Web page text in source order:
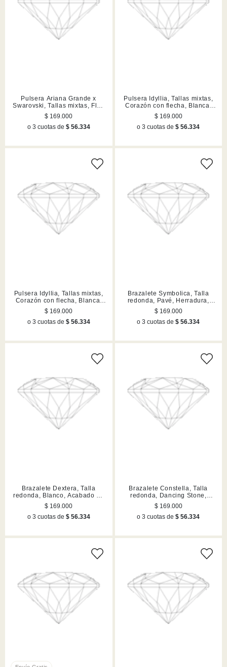
Pulsera Ariana Grande x
Swarovski, Tallas mixtas, Flor,
Lilas, Acabado en rodio
$ 169.000
o 3 cuotas de $ 56.334
Pulsera Idyllia, Tallas mixtas,
Corazón con flecha, Blanca,
Acabado en tono oro
$ 169.000
o 3 cuotas de$ 56.334
Pulsera Idyllia, Tallas mixtas,
Corazón con flecha, Blanca,
Acabado en rodio
$ 169.000
o 3 cuotas de $ 56.334
Brazalete Symbolica, Talla
redonda, Pavé, Herradura,
Azul, Acabado en rodio
$ 169.000
o 3 cuotas de$ 56.334
Brazalete Dextera, Talla
redonda, Blanco, Acabado en
tono oro
$ 169.000
o 3 cuotas de $ 56.334
Brazalete Constella, Talla
redonda, Dancing Stone,
Blanco, Acabado en rodio
$ 169.000
o 3 cuotas de$ 56.334